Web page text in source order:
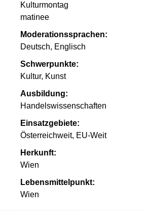
Kulturmontag
matinee
Moderationssprachen:
Deutsch, Englisch
Schwerpunkte:
Kultur, Kunst
Ausbildung:
Handelswissenschaften
Einsatzgebiete:
Österreichweit, EU-Weit
Herkunft:
Wien
Lebensmittelpunkt:
Wien